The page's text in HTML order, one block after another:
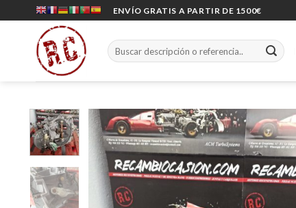
ENVÍO GRATIS A PARTIR DE 1500€
Buscar
por: